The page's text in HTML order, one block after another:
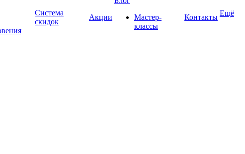
Система
скидок
Акции
Мастер-
классы
Контакты Ещё